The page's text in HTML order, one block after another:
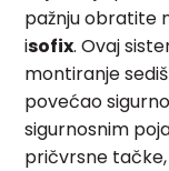
pažnju obratite
isofix. Ovaj
montiranje
povećao
sigurnosnim
pričvrsne